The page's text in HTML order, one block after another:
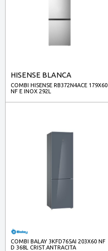
HISENSE BLANCA
COMBI HISENSE RB372N4ACE 179X60
NF E INOX 292L
COMBI BALAY 3KFD765AI 203X60 NF
D 368L CRIST.ANTRACITA